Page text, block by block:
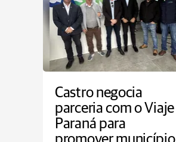
Castro negocia
parceria com o Viaje
Paraná para